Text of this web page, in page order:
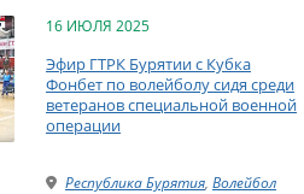
16 ИЮЛЯ 2025
Эфир ГТРК Бурятии с Кубка
Фонбет по волейболу сидя среди
ветеранов специальной военной
операции
Республика Бурятия, Волейбол